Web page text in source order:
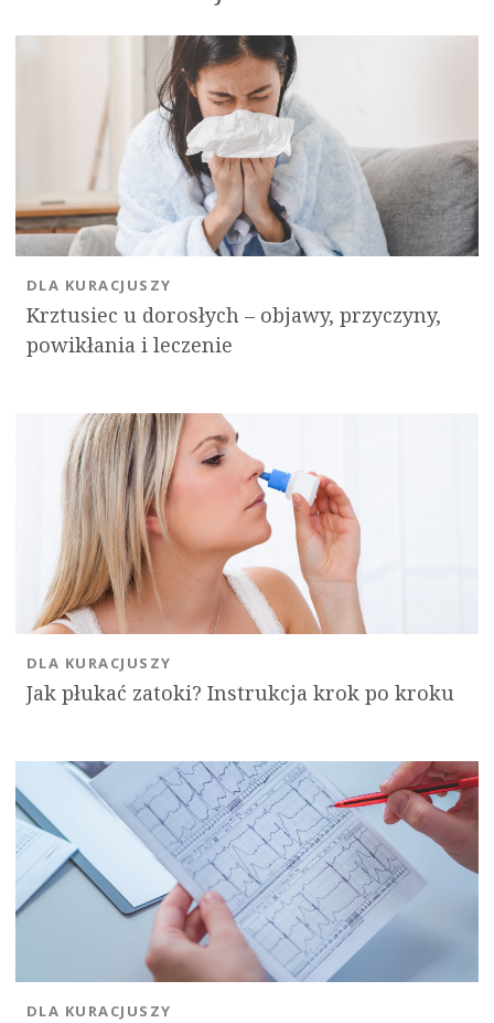
Krztusiec u dorosłych – objawy, przyczyny,
powikłania i leczenie
DLA KURACJUSZY
Jak płukać zatoki? Instrukcja krok po kroku
DLA KURACJUSZY
DLA KURACJUSZY